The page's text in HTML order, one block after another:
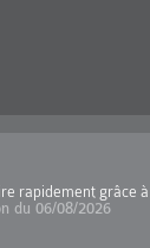
rapidement grâce
du 06/08/2026